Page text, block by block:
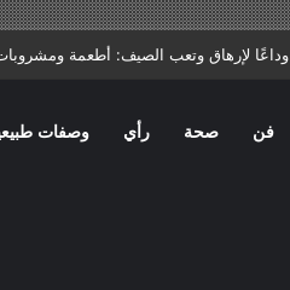
علاج التهاب البروستاتا: ماذا يصف الطبيب؟
فن صحة رأي وصفات